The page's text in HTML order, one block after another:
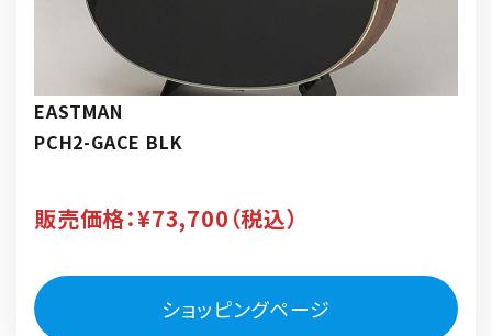
EASTMAN
PCH2-GACE BLK
販売価格：¥73,700（税込）
ショッピングページ